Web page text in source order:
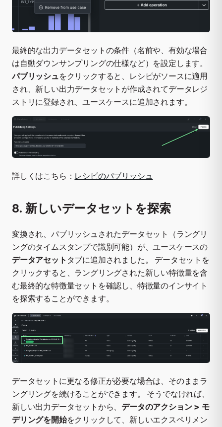
最終的な出力データセットの条件（名前や、有効な場合
は自動ダウンサンプリングの仕様など）を設定します。
パブリッシュをクリックすると、レシピがソースに適用
され、新しい出力データセットが作成されてデータレジ
ストリに登録され、ユースケースに追加されます。
詳しくはこちら： レシピのパブリッシュ
8. 新しいデータセットを探索
変換され、パブリッシュされたデータセット（ラングリ
ングのタイムスタンプで識別可能）が、ユースケースの
データアセット タブに追加されました。 データセットを
クリックすると、ラングリングされた新しい特徴量を含
む最終的な特徴量セットを確認し、特徴量のインサイト
を探索することができます。
データセットに更なる修正が必要な場合は、そのままラ
ングリングを続けることができます。 そうでなければ、
新しい出力データセットから、 データのアクション > モ
デリングを開始をクリックして、新しいエクスペリメン